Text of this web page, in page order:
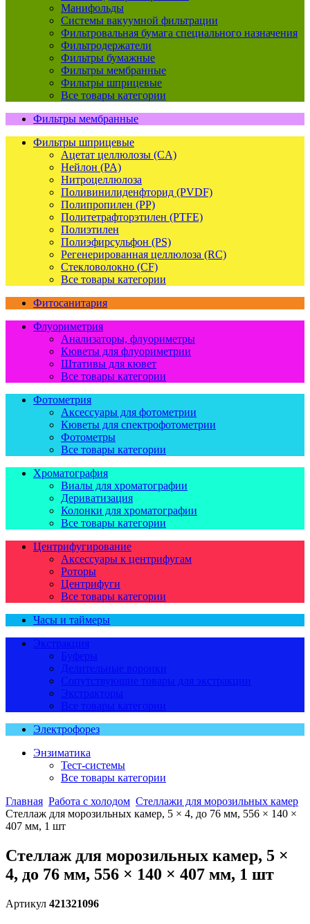
Манифольды
Системы вакуумной фильтрации
Фильтровальная бумага специального назначения
Фильтродержатели
Фильтры бумажные
Фильтры мембранные
Фильтры шприцевые
Все товары категории
Фильтры мембранные
Фильтры шприцевые
Ацетат целлюлозы (CA)
Нейлон (PA)
Нитроцеллюлоза
Поливинилиденфторид (PVDF)
Полипропилен (PP)
Политетрафторэтилен (PTFE)
Полиэтилен
Полиэфирсульфон (PS)
Регенерированная целлюлоза (RC)
Стекловолокно (CF)
Все товары категории
Фитосанитария
Флуориметрия
Анализаторы, флуориметры
Кюветы для флуориметрии
Штативы для кювет
Все товары категории
Фотометрия
Аксессуары для фотометрии
Кюветы для спектрофотометрии
Фотометры
Все товары категории
Хроматография
Виалы для хроматографии
Дериватизация
Колонки для хроматографии
Все товары категории
Центрифугирование
Аксессуары к центрифугам
Роторы
Центрифуги
Все товары категории
Часы и таймеры
Экстракция
Буферы
Делительные воронки
Сопутствующие товары для экстракции
Экстракторы
Все товары категории
Электрофорез
Энзиматика
Тест-системы
Все товары категории
Главная Работа с холодом Стеллажи для морозильных камер
Стеллаж для морозильных камер, 5 × 4, до 76 мм, 556 × 140 ×
407 мм, 1 шт
Стеллаж для морозильных камер, 5 ×
4, до 76 мм, 556 × 140 × 407 мм, 1 шт
Артикул 421321096